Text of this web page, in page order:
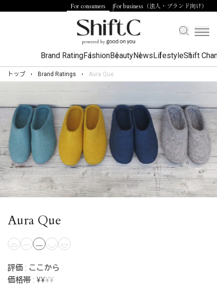
For consumers For business（法人・ブランド向け）
Brand RatingFashionBeautyNewsLifestyleShift
トップ Brand Ratings Aura Que
Aura Que
評価 : ここから
価格帯 : ¥¥¥¥